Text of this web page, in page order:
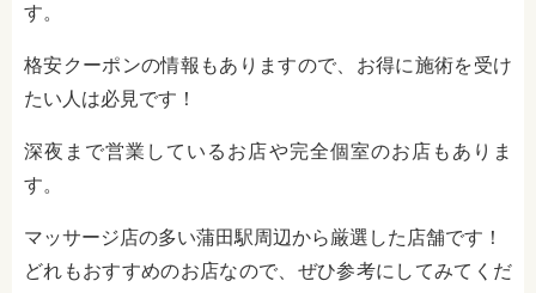
す。
格安クーポンの情報もありますので、お得に施術を受け
たい人は必見です！
深夜まで営業しているお店や完全個室のお店もありま
す。
マッサージ店の多い蒲田駅周辺から厳選した店舗です！
どれもおすすめのお店なので、ぜひ参考にしてみてくだ